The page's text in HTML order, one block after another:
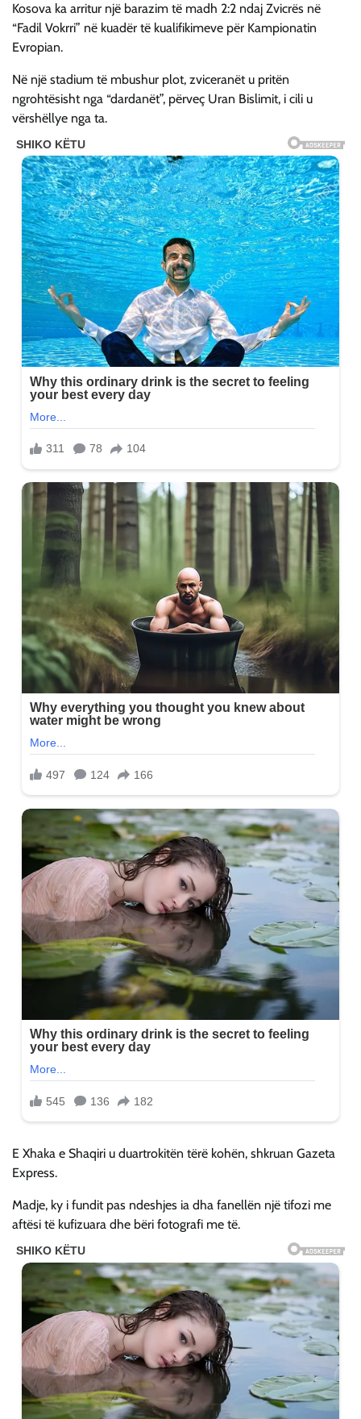
Kosova ka arritur një barazim të madh 2:2 ndaj Zvicrës në
“Fadil Vokrri” në kuadër të kualifikimeve për Kampionatin
Evropian.
Në një stadium të mbushur plot, zviceranët u pritën
ngrohtësisht nga “dardanët”, përveç Uran Bislimit, i cili u
vërshëllye nga ta.
E Xhaka e Shaqiri u duartrokitën tërë kohën, shkruan Gazeta
Express.
Madje, ky i fundit pas ndeshjes ia dha fanellën një tifozi me
aftësi të kufizuara dhe bëri fotografi me të.